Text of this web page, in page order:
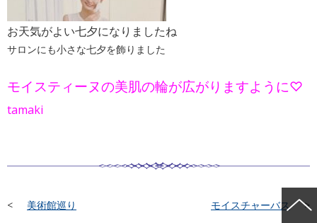
お天気がよい七夕になりましたね
サロンにも小さな七夕を飾りました
モイスティーヌの美肌の輪が広がりますように♡
tamaki
美術館巡り モイスチャーバス